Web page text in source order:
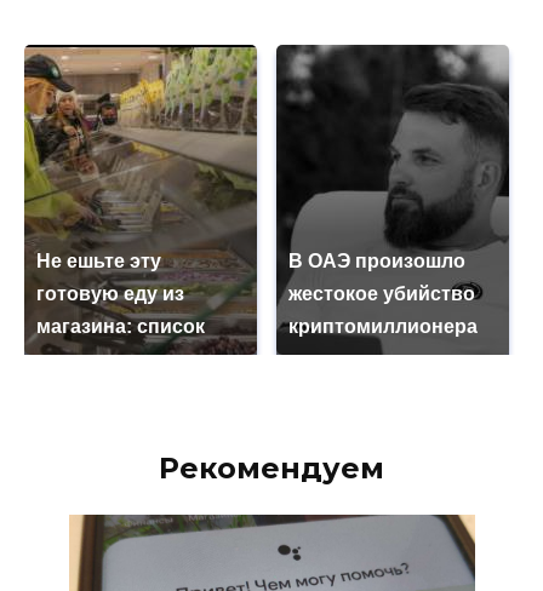
Не ешьте эту
готовую еду из
магазина: список
В ОАЭ произошло
жестокое убийство
криптомиллионера
Рекомендуем